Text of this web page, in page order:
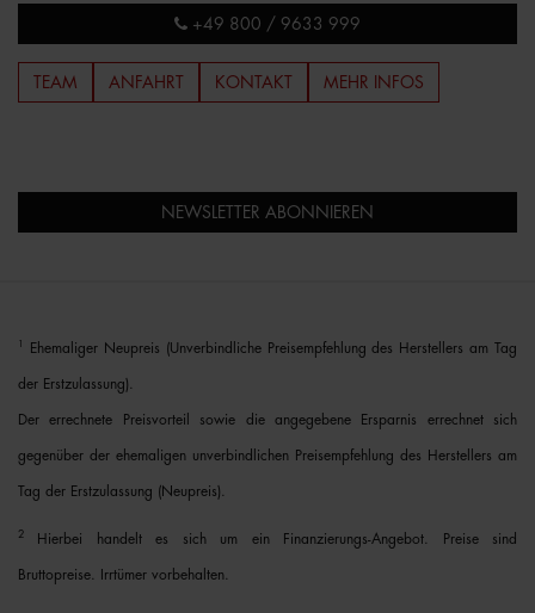
+49 800 / 9633 999
TEAM ANFAHRT KONTAKT MEHR INFOS
NEWSLETTER ABONNIEREN
Ehemaliger Neupreis (Unverbindliche Preisempfehlung des Herstellers am Tag
der Erstzulassung).
Der errechnete Preisvorteil sowie die angegebene Ersparnis errechnet sich
gegenüber der ehemaligen unverbindlichen Preisempfehlung des Herstellers am
Tag der Erstzulassung (Neupreis).
2 Hierbei handelt es sich um ein Finanzierungs-Angebot. Preise sind
Bruttopreise. Irrtümer vorbehalten.